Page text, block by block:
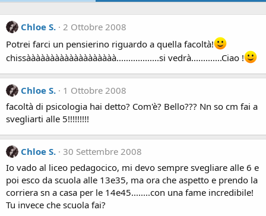
Chloe S. 2 Ottobre 2008
Potrei farci un pensierino riguardo a quella facoltà!
chissààààààààààààààààààà..................si vedrà.............Ciao !
Chloe S.
1 Ottobre 2008
facoltà di psicologia hai detto? Com'è? Bello??? Nn so cm fai a
svegliarti alle 5!!!!!!!!!
Chloe S. 30 Settembre 2008
Io vado al liceo pedagocico, mi devo sempre svegliare alle 6 e
poi esco da scuola alle 13e35, ma ora che aspetto e prendo la
corriera sn a casa per le 14e45........con una fame incredibile!
Tu invece che scuola fai?